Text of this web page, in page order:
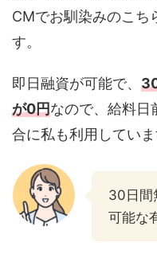
CMでお馴染みのこち
す。
即日融資が可能で、
が0円なので、給料日
合に私も利用していま
30日間
可能な